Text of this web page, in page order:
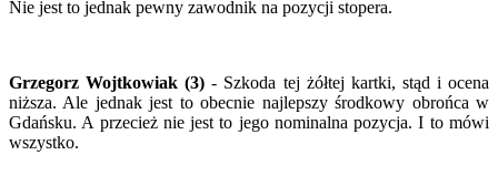
Nie jest to jednak pewny zawodnik na pozycji stopera.
Grzegorz Wojtkowiak (3)- Szkoda tej żółtej kartki, stąd i ocena
niższa. Ale jednak jest to obecnie najlepszy środkowy obrońca w
Gdańsku. A przecież nie jest to jego nominalna pozycja. I to mówi
wszystko.